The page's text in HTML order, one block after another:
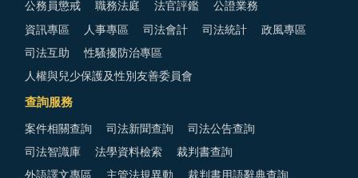
公務員懲戒 職務法庭 法官評鑑 公證業務
資訊專區 人事專區 司法會計 司法統計 政風專區
司法互助 性騷擾防治專區
人權與兒少保護及性別友善委員會
查詢服務
案件相關查詢 司法新聞查詢 司法公告查詢
司法智識庫 法學資料檢索 裁判書查詢